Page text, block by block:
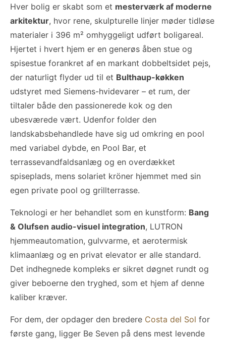
Hver bolig er skabt som et mesterværk af moderne
arkitektur, hvor rene, skulpturelle linjer møder tidløse
materialer i 396 m² omhyggeligt udført boligareal.
Hjertet i hvert hjem er en generøs åben stue og
spisestue forankret af en markant dobbeltsidet pejs,
der naturligt flyder ud til et Bulthaup-køkken
udstyret med Siemens-hvidevarer – et rum, der
tiltaler både den passionerede kok og den
ubesværede vært. Udenfor folder den
landskabsbehandlede have sig ud omkring en pool
med variabel dybde, en Pool Bar, et
terrassevandfaldsanlæg og en overdækket
spiseplads, mens solariet kröner hjemmet med sin
egen private pool og grillterrasse.
Teknologi er her behandlet som en kunstform: Bang
& Olufsen audio-visuel integration, LUTRON
hjemmeautomation, gulvvarme, et aerotermisk
klimaanlæg og en privat elevator er alle standard.
Det indhegnede kompleks er sikret døgnet rundt og
giver beboerne den tryghed, som et hjem af denne
kaliber kræver.
For dem, der opdager den bredere Costa del Sol for
første gang, ligger Be Seven på dens mest levende